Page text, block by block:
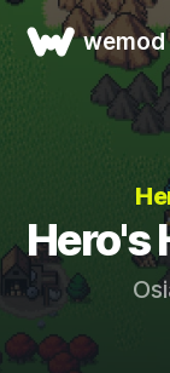
wemod
Hero's